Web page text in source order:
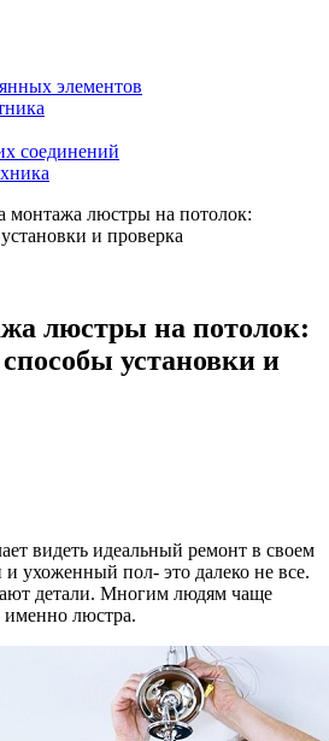
элементов
соединений
монтажа люстры на потолок:
и проверка
люстры на потолок:
установки и
видеть идеальный ремонт в своем
ухоженный пол- это далеко не все.
детали. Многим людям чаще
именно люстра.